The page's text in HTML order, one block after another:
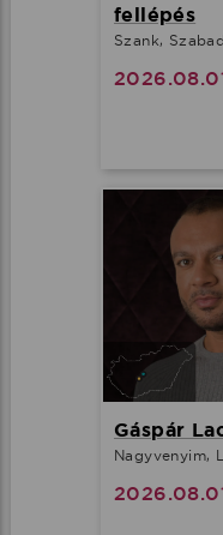
fellépés
Szank,
Gáspár
Nagyvenyim,